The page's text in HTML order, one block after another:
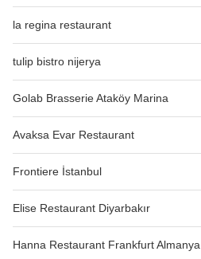
la regina restaurant
tulip bistro nijerya
Golab Brasserie Ataköy Marina
Avaksa Evar Restaurant
Frontiere İstanbul
Elise Restaurant Diyarbakır
Hanna Restaurant Frankfurt Almanya